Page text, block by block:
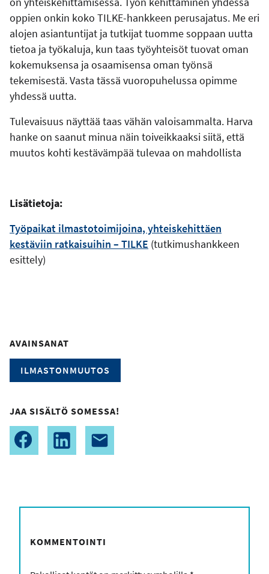
oppien onkin koko TILKE-hankkeen perusajatus. Me eri
alojen asiantuntijat ja tutkijat tuomme soppaan uutta
tietoa ja työkaluja, kun taas työyhteisöt tuovat oman
kokemuksensa ja osaamisensa oman työnsä
tekemisestä. Vasta tässä vuoropuhelussa opimme
yhdessä uutta.
Tulevaisuus näyttää taas vähän valoisammalta. Harva
hanke on saanut minua näin toiveikkaaksi siitä, että
muutos kohti kestävämpää tulevaa on mahdollista
Lisätietoja:
Työpaikat ilmastotoimijoina, yhteiskehittäen
kestäviin ratkaisuihin – TILKE (tutkimushankkeen
esittely)
AVAINSANAT
ILMASTONMUUTOS
JAA SISÄLTÖ SOMESSA!
KOMMENTOINTI